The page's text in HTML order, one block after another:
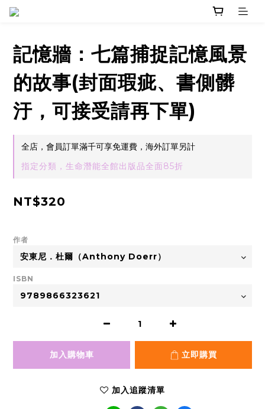
記憶牆：七篇捕捉記憶風景
的故事(封面瑕疵、書側髒
汙，可接受請再下單)
全店，會員訂單滿千可享免運費，海外訂單另計
指定分類，生命潛能全館出版品全面85折
NT$320
作者
ISBN
加入購物車 立即購買
加入追蹤清單